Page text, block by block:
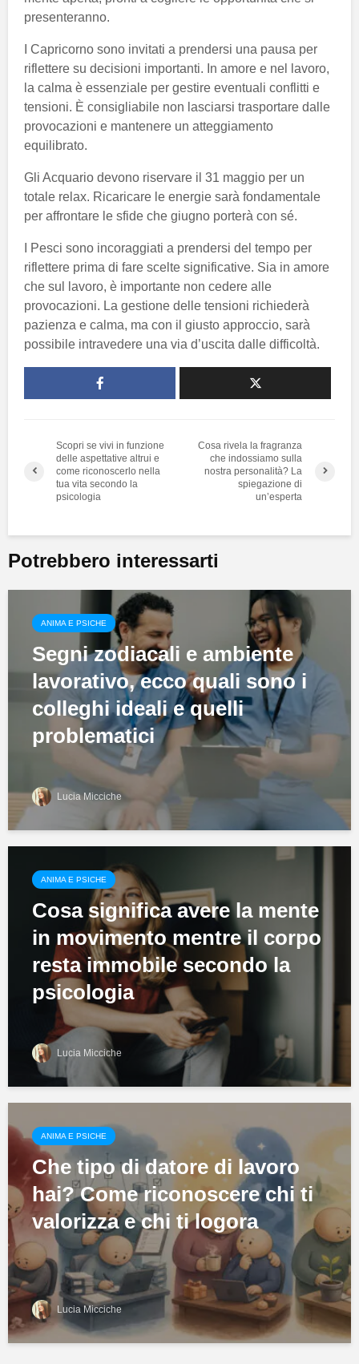
presenteranno.
I Capricorno sono invitati a prendersi una pausa per
riflettere su decisioni importanti. In amore e nel lavoro,
la calma è essenziale per gestire eventuali conflitti e
tensioni. È consigliabile non lasciarsi trasportare dalle
provocazioni e mantenere un atteggiamento
equilibrato.
Gli Acquario devono riservare il 31 maggio per un
totale relax. Ricaricare le energie sarà fondamentale
per affrontare le sfide che giugno porterà con sé.
I Pesci sono incoraggiati a prendersi del tempo per
riflettere prima di fare scelte significative. Sia in amore
che sul lavoro, è importante non cedere alle
provocazioni. La gestione delle tensioni richiederà
pazienza e calma, ma con il giusto approccio, sarà
possibile intravedere una via d’uscita dalle difficoltà.
Scopri se vivi in funzione
delle aspettative altrui e
come riconoscerlo nella
tua vita secondo la
psicologia
Cosa rivela la fragranza
che indossiamo sulla
nostra personalità? La
spiegazione di
un’esperta
Potrebbero interessarti
ANIMA E PSICHE
Segni zodiacali e ambiente
lavorativo, ecco quali sono i
colleghi ideali e quelli
problematici
Lucia Micciche
ANIMA E PSICHE
Cosa significa avere la mente
in movimento mentre il corpo
resta immobile secondo la
psicologia
Lucia Micciche
ANIMA E PSICHE
Che tipo di datore di lavoro
hai? Come riconoscere chi ti
valorizza e chi ti logora
Lucia Micciche